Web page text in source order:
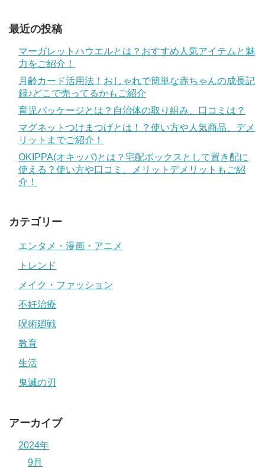
最近の投稿
マーガレットハウエルとは？おすすめ人気アイテムと魅
力をご紹介！
月齢カード活用法！おしゃれで簡単な赤ちゃんの成長記
録♪どこで売ってるかもご紹介
育児パッケージとは？自治体の取り組み、口コミは？
マグネットつけまつげとは！？使い方や人気商品、デメ
リットまでご紹介！
OKIPPA(オキッパ)とは？宅配ボックスとして置き配に
使える？使い方や口コミ、メリットデメリットもご紹
介！
カテゴリー
エンタメ・漫画・アニメ
トレンド
メイク・ファッション
不妊治療
呪術廻戦
教育
生活
鬼滅の刃
アーカイブ
2024年
9月